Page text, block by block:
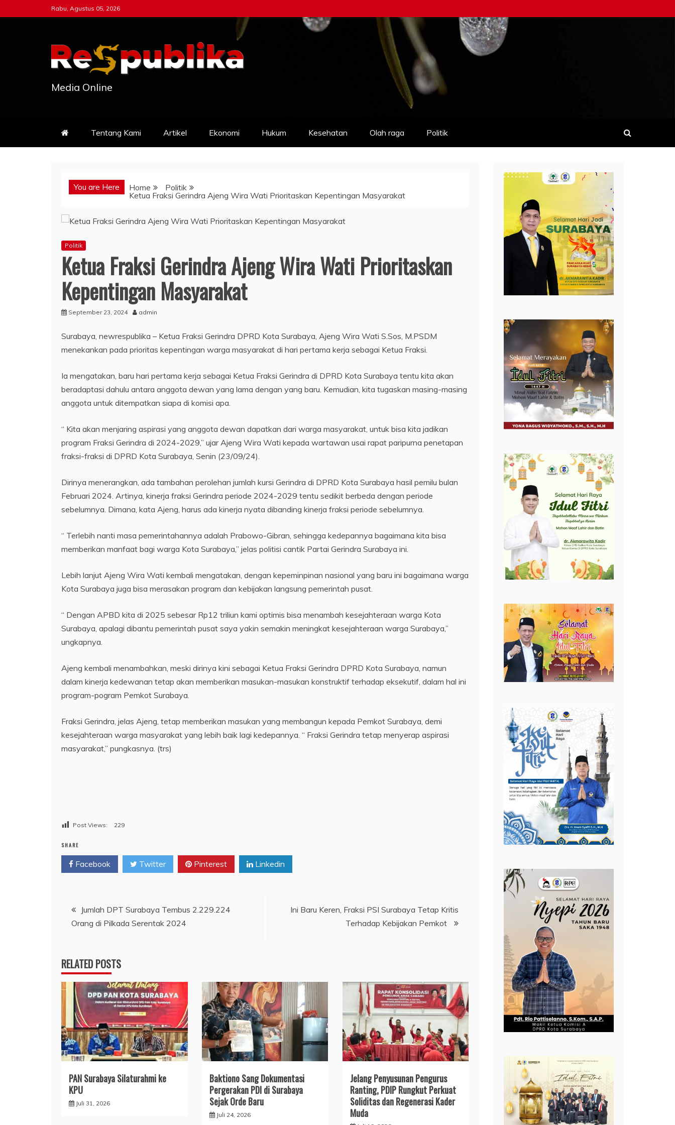
to
Rabu, Agustus 05, 2026
Media Online
Tentang Kami Artikel Ekonomi Hukum Kesehatan Olah raga Politik
You are Here Home
Politik
Ketua Fraksi Gerindra Ajeng Wira Wati Prioritaskan Kepentingan Masyarakat
Politik
Ketua Fraksi Gerindra Ajeng Wira Wati Prioritaskan
Kepentingan Masyarakat
September 23, 2024 admin
Surabaya, newrespublika – Ketua Fraksi Gerindra DPRD Kota Surabaya, Ajeng Wira Wati S.Sos, M.PSDM
menekankan pada prioritas kepentingan warga masyarakat di hari pertama kerja sebagai Ketua Fraksi.
Ia mengatakan, baru hari pertama kerja sebagai Ketua Fraksi Gerindra di DPRD Kota Surabaya tentu kita akan
beradaptasi dahulu antara anggota dewan yang lama dengan yang baru. Kemudian, kita tugaskan masing-masing
anggota untuk ditempatkan siapa di komisi apa.
“ Kita akan menjaring aspirasi yang anggota dewan dapatkan dari warga masyarakat, untuk bisa kita jadikan
program Fraksi Gerindra di 2024-2029,” ujar Ajeng Wira Wati kepada wartawan usai rapat paripurna penetapan
fraksi-fraksi di DPRD Kota Surabaya, Senin (23/09/24).
Dirinya menerangkan, ada tambahan perolehan jumlah kursi Gerindra di DPRD Kota Surabaya hasil pemilu bulan
Februari 2024. Artinya, kinerja fraksi Gerindra periode 2024-2029 tentu sedikit berbeda dengan periode
sebelumnya. Dimana, kata Ajeng, harus ada kinerja nyata dibanding kinerja fraksi periode sebelumnya.
“ Terlebih nanti masa pemerintahannya adalah Prabowo-Gibran, sehingga kedepannya bagaimana kita bisa
memberikan manfaat bagi warga Kota Surabaya,” jelas politisi cantik Partai Gerindra Surabaya ini.
Lebih lanjut Ajeng Wira Wati kembali mengatakan, dengan kepeminpinan nasional yang baru ini bagaimana warga
Kota Surabaya juga bisa merasakan program dan kebijakan langsung pemerintah pusat.
“ Dengan APBD kita di 2025 sebesar Rp12 triliun kami optimis bisa menambah kesejahteraan warga Kota
Surabaya, apalagi dibantu pemerintah pusat saya yakin semakin meningkat kesejahteraan warga Surabaya,”
ungkapnya.
Ajeng kembali menambahkan, meski dirinya kini sebagai Ketua Fraksi Gerindra DPRD Kota Surabaya, namun
dalam kinerja kedewanan tetap akan memberikan masukan-masukan konstruktif terhadap eksekutif, dalam hal ini
program-pogram Pemkot Surabaya.
Fraksi Gerindra, jelas Ajeng, tetap memberikan masukan yang membangun kepada Pemkot Surabaya, demi
kesejahteraan warga masyarakat yang lebih baik lagi kedepannya. “ Fraksi Gerindra tetap menyerap aspirasi
masyarakat,” pungkasnya. (trs)
Post Views: 229
SHARE
Facebook Twitter Pinterest Linkedin
Navigasi
pos
Jumlah DPT Surabaya Tembus 2.229.224
Orang di Pilkada Serentak 2024
Ini Baru Keren, Fraksi PSI Surabaya Tetap Kritis
Terhadap Kebijakan Pemkot
RELATED POSTS
PAN Surabaya Silaturahmi ke
KPU
Juli 31, 2026
Baktiono Sang Dokumentasi
Pergerakan PDI di Surabaya
Sejak Orde Baru
Juli 24, 2026
Jelang Penyusunan Pengurus
Ranting, PDIP Rungkut Perkuat
Soliditas dan Regenerasi Kader
Muda